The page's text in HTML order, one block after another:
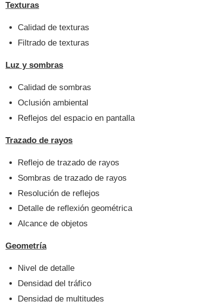
Texturas
Calidad de texturas
Filtrado de texturas
Luz y sombras
Calidad de sombras
Oclusión ambiental
Reflejos del espacio en pantalla
Trazado de rayos
Reflejo de trazado de rayos
Sombras de trazado de rayos
Resolución de reflejos
Detalle de reflexión geométrica
Alcance de objetos
Geometría
Nivel de detalle
Densidad del tráfico
Densidad de multitudes